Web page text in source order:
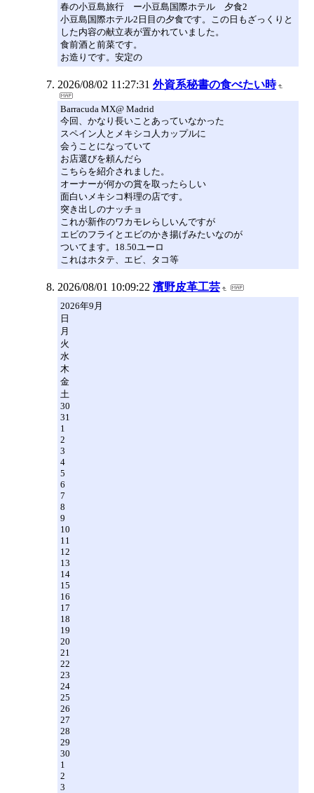
春の小豆島旅行 ー小豆島国際ホテル 夕食2
小豆島国際ホテル2日目の夕食です。この日もざっくりと
した内容の献立表が置かれていました。
食前酒と前菜です。
お造りです。安定の
2026/08/02 11:27:31 外資系秘書の食べたい時
Barracuda MX@ Madrid
今回、かなり長いことあっていなかった
スペイン人とメキシコ人カップルに
会うことになっていて
お店選びを頼んだら
こちらを紹介されました。
オーナーが何かの賞を取ったらしい
面白いメキシコ料理の店です。
突き出しのナッチョ
これが新作のワカモレらしいんですが
エビのフライとエビのかき揚げみたいなのが
ついてます。18.50ユーロ
これはホタテ、エビ、タコ等
2026/08/01 10:09:22 濱野皮革工芸
2026年9月
日
月
火
水
木
金
土
30
31
1
2
3
4
5
6
7
8
9
10
11
12
13
14
15
16
17
18
19
20
21
22
23
24
25
26
27
28
29
30
1
2
3